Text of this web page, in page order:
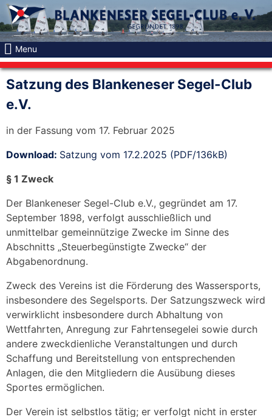
Skip
to
content
Menu
Satzung des Blankeneser Segel-Club
e.V.
in der Fassung vom 17. Februar 2025
Download: Satzung vom 17.2.2025 (PDF/136kB)
§ 1 Zweck
Der Blankeneser Segel-Club e.V., gegründet am 17.
September 1898, verfolgt ausschließlich und
unmittelbar gemeinnützige Zwecke im Sinne des
Abschnitts „Steuerbegünstigte Zwecke“ der
Abgabenordnung.
Zweck des Vereins ist die Förderung des Wassersports,
insbesondere des Segelsports. Der Satzungszweck wird
verwirklicht insbesondere durch Abhaltung von
Wettfahrten, Anregung zur Fahrtensegelei sowie durch
andere zweckdienliche Veranstaltungen und durch
Schaffung und Bereitstellung von entsprechenden
Anlagen, die den Mitgliedern die Ausübung dieses
Sportes ermöglichen.
Der Verein ist selbstlos tätig; er verfolgt nicht in erster